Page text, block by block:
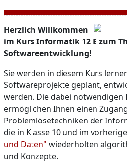
Herzlich Willkommen
im Kurs Informatik 12 E zum
Softwareentwicklung!
Sie werden in diesem Kurs
Softwareprojekte geplant,
werden. Die dabei
ermöglichen Ihnen einen
Problemlösetechniken der
die in Klasse 10 und im
und Daten" wiederholten
und Konzepte.